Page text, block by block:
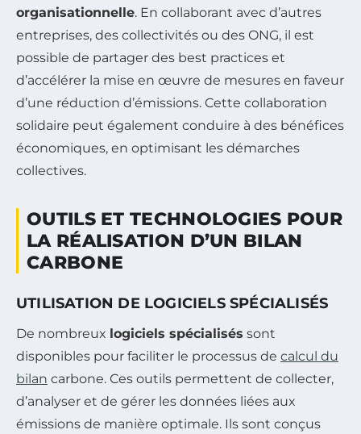
organisationnelle. En collaborant avec d’autres
entreprises, des collectivités ou des ONG, il est
possible de partager des best practices et
d’accélérer la mise en œuvre de mesures en faveur
d’une réduction d’émissions. Cette collaboration
solidaire peut également conduire à des bénéfices
économiques, en optimisant les démarches
collectives.
OUTILS ET TECHNOLOGIES POUR
LA RÉALISATION D’UN BILAN
CARBONE
UTILISATION DE LOGICIELS SPÉCIALISÉS
De nombreux logiciels spécialisés sont
disponibles pour faciliter le processus de calcul du
bilan carbone. Ces outils permettent de collecter,
d’analyser et de gérer les données liées aux
émissions de manière optimale. Ils sont conçus